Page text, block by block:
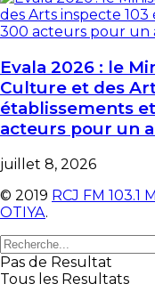
Evala 2026 : le
Culture et des
établissements
acteurs pour un
juillet 8, 2026
© 2019 RCJ FM 103.1
OTIYA.
Pas de Resultat
Tous les Resultats